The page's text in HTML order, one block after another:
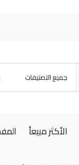
الأكثر مبيعاً